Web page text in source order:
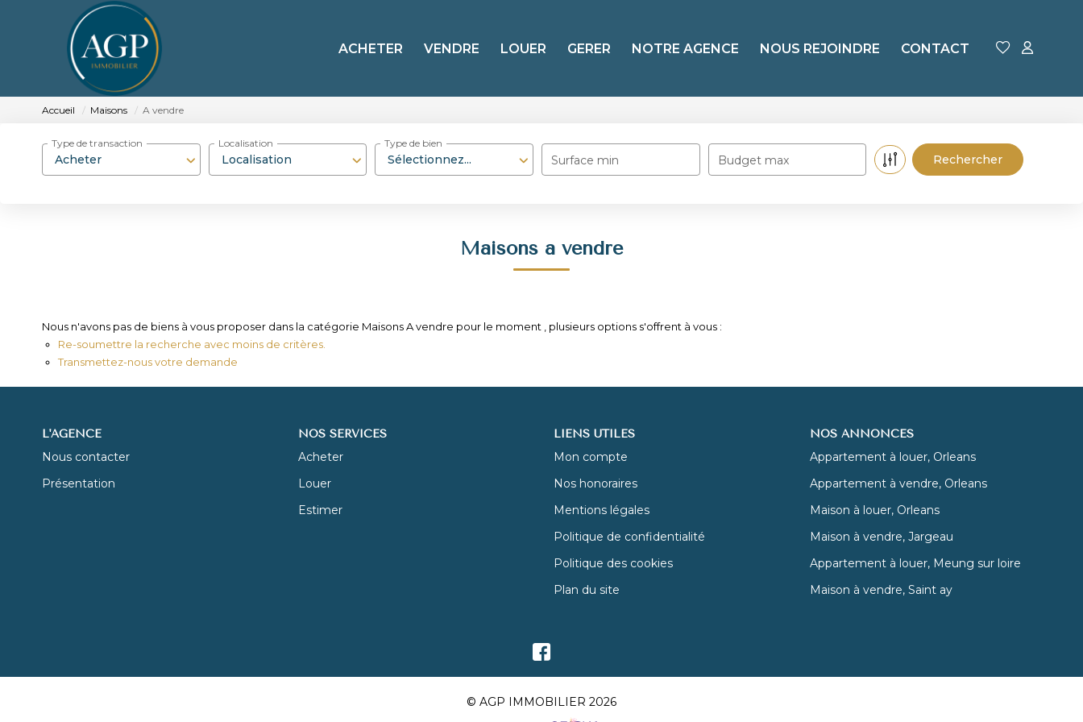
ACHETER VENDRE LOUER GERER NOTRE AGENCE NOUS REJOINDRE CONTACT
Accueil Maisons A vendre
Acheter
Type de transaction
Localisation
Localisation
Sélectionnez...
Type de bien
Surface min Budget max
Maisons a vendre
Nous n'avons pas de biens à vous proposer dans la catégorie Maisons A vendre pour le moment , plusieurs options s'offrent à vous :
Re-soumettre la recherche avec moins de critères.
Transmettez-nous votre demande
L'AGENCE
Nous contacter
Présentation
NOS SERVICES
Acheter
Louer
Estimer
LIENS UTILES
Mon compte
Nos honoraires
Mentions légales
Politique de confidentialité
Politique des cookies
Plan du site
NOS ANNONCES
Appartement à louer, Orleans
Appartement à vendre, Orleans
Maison à louer, Orleans
Maison à vendre, Jargeau
Appartement à louer, Meung sur loire
Maison à vendre, Saint ay
© AGP IMMOBILIER 2026